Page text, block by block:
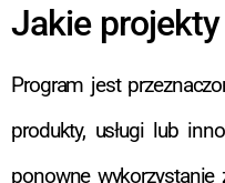
Jakie
Program jest
produkty, usługi lub
ponowne wykorzystanie